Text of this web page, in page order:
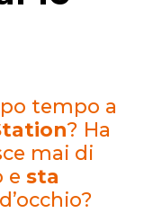
tempo a
? Ha
mai di
esta